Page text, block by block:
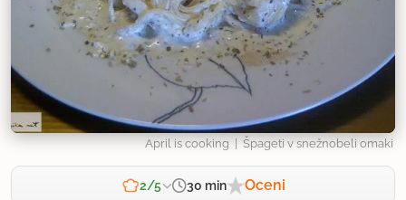
April is cooking | Špageti v snežnobeli omaki
2/5 30 min Oceni